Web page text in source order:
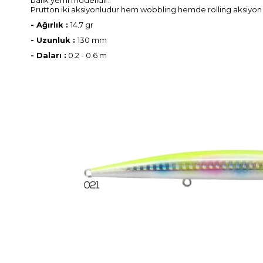
Prutton iki aksiyonludur hem wobbling hemde rolling aksiyon
- Ağırlık :14.7 gr
- Uzunluk :130 mm
- Daları : 0.2 - 0.6 m